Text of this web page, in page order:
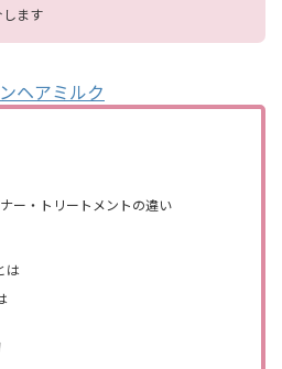
します
ヘアミルク
ー・トリートメントの違い
は